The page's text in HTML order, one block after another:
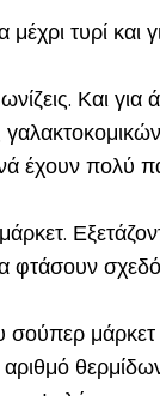
τυρί και
Και για
πολύ
μάρκετ